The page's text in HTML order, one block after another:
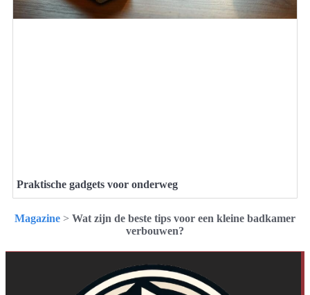
Praktische gadgets voor onderweg
Magazine > Wat zijn de beste tips voor een kleine badkamer
verbouwen?